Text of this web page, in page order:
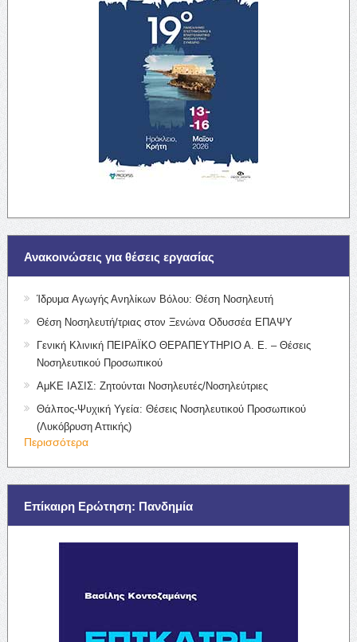
Ανακοινώσεις για θέσεις εργασίας
Ίδρυμα Αγωγής Ανηλίκων Βόλου: Θέση Νοσηλευτή
Θέση Νοσηλευτή/τριας στον Ξενώνα Οδυσσέα ΕΠΑΨΥ
Γενική Κλινική ΠΕΙΡΑΪΚΟ ΘΕΡΑΠΕΥΤΗΡΙΟ Α. Ε. – Θέσεις
Νοσηλευτικού Προσωπικού
ΑμΚΕ ΙΑΣΙΣ: Ζητούνται Νοσηλευτές/Νοσηλεύτριες
Θάλπος-Ψυχική Υγεία: Θέσεις Νοσηλευτικού Προσωπικού
(Λυκόβρυση Αττικής)
Περισσότερα
Επίκαιρη Ερώτηση: Πανδημία